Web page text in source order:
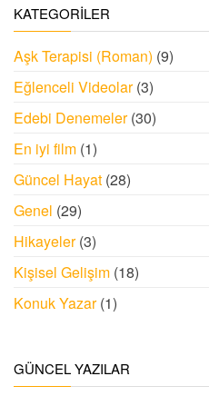
KATEGORILER
Aşk Terapisi (Roman) (9)
Eğlenceli Videolar(3)
Edebi Denemeler(30)
En iyi film (1)
Güncel Hayat (28)
Genel (29)
Hikayeler(3)
Kişisel Gelişim (18)
Konuk Yazar(1)
GÜNCEL YAZILAR